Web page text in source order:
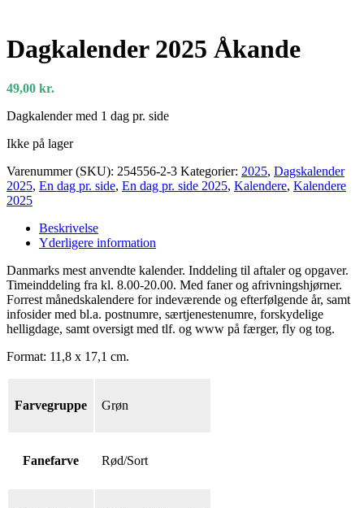
Dagkalender 2025 Åkande
49,00 kr.
Dagkalender med 1 dag pr. side
Ikke på lager
Varenummer (SKU): 254556-2-3 Kategorier: 2025, Dagskalender
2025, En dag pr. side, En dag pr. side 2025, Kalendere, Kalendere
2025
Beskrivelse
Yderligere information
Danmarks mest anvendte kalender. Inddeling til aftaler og opgaver.
Timeinddeling fra kl. 8.00-20.00. Med faner og afrivningshjørner.
Forrest månedskalendere for indeværende og efterfølgende år, samt
infosider med bl.a. postnumre, særtjenestenumre, forskydelige
helligdage, samt oversigt med tlf. og www på færger, fly og tog.
Format: 11,8 x 17,1 cm.
Farvegruppe Grøn
Fanefarve Rød/Sort